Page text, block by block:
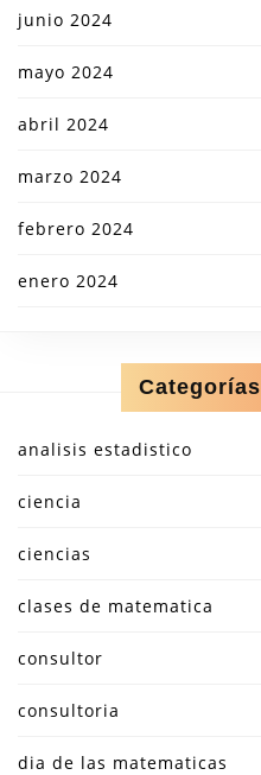
junio 2024
mayo 2024
abril 2024
marzo 2024
febrero 2024
enero 2024
Categorías
analisis estadistico
ciencia
ciencias
clases de matematica
consultor
consultoria
dia de las matematicas